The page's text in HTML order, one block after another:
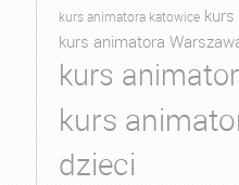
kurs animatora katowice
kurs animatora
kurs
kurs
dzieci